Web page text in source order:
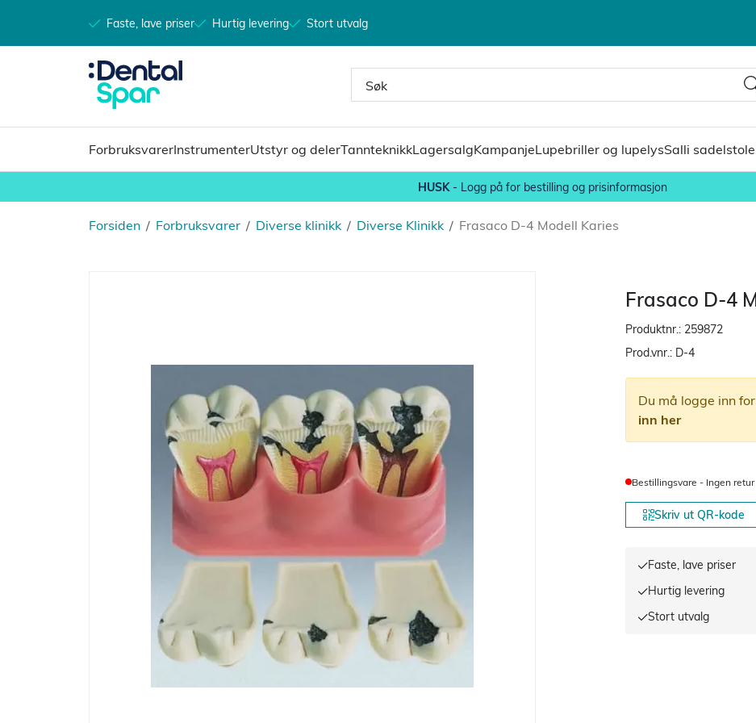
Faste, lave priser Hurtig levering Stort utvalg
ForbruksvarerInstrumenterUtstyr og delerTannteknikkLagersalgKampanjeLupebriller og lupelysSalli
HUSK- Logg på for bestilling og prisinformasjon
/
Forsiden /
Forbruksvarer /
Diverse klinikk /
Diverse Klinikk Frasaco D-4 Modell Karies
Frasaco D-4
Produktnr.: 259872
Prod.vnr.: D-4
Du må logge inn
inn her
Bestillingsvare - Ingen retur
Skriv ut QR-kode
Faste, lave priser
Hurtig levering
Stort utvalg